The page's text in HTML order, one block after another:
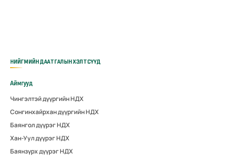
НИЙГМИЙН ДААТГАЛЫН ХЭЛТСҮҮД
Аймгууд
Чингэлтэй дүүргийн НДХ
Сонгинхайрхан дүүргийн НДХ
Баянгол дүүрэг НДХ
Хан-Уул дүүрэг НДХ
Баянзүрх дүүрэг НДХ